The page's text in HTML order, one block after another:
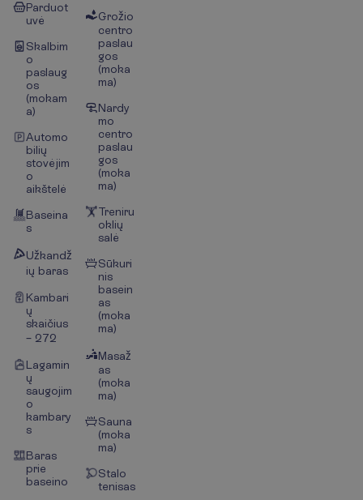
Parduot
uvė
Skalbim
o
paslaug
os
(mokam
a)
Automo
bilių
stovėjim
o
aikštelė
Baseina
s
Užkandž
ių baras
Kambari
ų
skaičius
– 272
Lagamin
ų
saugojim
o
kambary
s
Baras
prie
baseino
Grožio
centro
paslau
gos
(moka
ma)
Nardy
mo
centro
paslau
gos
(moka
ma)
Treniru
oklių
salė
Sūkuri
nis
basein
as
(moka
ma)
Masaž
as
(moka
ma)
Sauna
(moka
ma)
Stalo
tenisas